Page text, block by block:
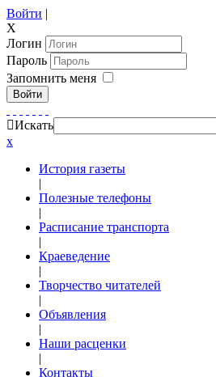
Войти |
X
Логин
Пароль
Запомнить меня
Войти
Искать
x
История газеты
|
Полезные телефоны
|
Расписание транспорта
|
Краеведение
|
Творчество читателей
|
Объявления
|
Наши расценки
|
Контакты